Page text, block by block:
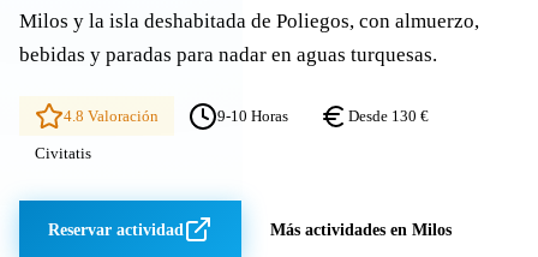
Milos y la isla deshabitada de Poliegos, con almuerzo,
bebidas y paradas para nadar en aguas turquesas.
4.8 Valoración 9-10 Horas Desde 130 €
Civitatis
Reservar actividad Más actividades en Milos